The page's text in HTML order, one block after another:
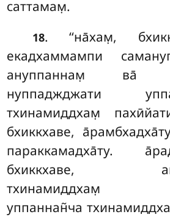
саттамам̣.
18. ‘‘на̄хам̣,
екадхаммампи
ануппаннам̣ ва̄
нуппаджджати
тхинамиддхам̣
бхиккхаве,
параккамадха̄ту.
бхиккхаве,
тхинамиддхам̣
уппаннан̃ча